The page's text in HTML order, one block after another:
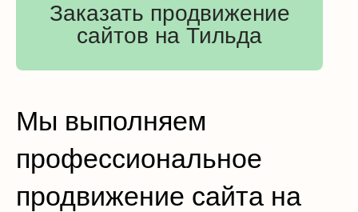
Заказать продвижение
сайтов на Тильда
Мы выполняем
профессиональное
продвижение сайта на